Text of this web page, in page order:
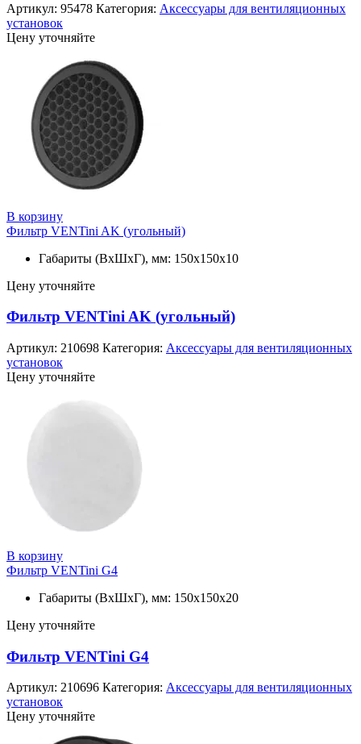
Артикул: 95478 Категория: Аксессуары для вентиляционных
установок
Цену уточняйте
В корзину
Фильтр VENTini AK (угольный)
Габариты (ВхШхГ), мм: 150х150х10
Цену уточняйте
Фильтр VENTini AK (угольный)
Артикул: 210698 Категория: Аксессуары для вентиляционных
установок
Цену уточняйте
В корзину
Фильтр VENTini G4
Габариты (ВхШхГ), мм: 150х150х20
Цену уточняйте
Фильтр VENTini G4
Артикул: 210696 Категория: Аксессуары для вентиляционных
установок
Цену уточняйте